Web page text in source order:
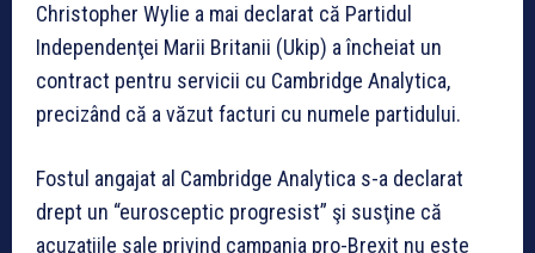
Christopher Wylie a mai declarat că Partidul
Independenţei Marii Britanii (Ukip) a încheiat un
contract pentru servicii cu Cambridge Analytica,
precizând că a văzut facturi cu numele partidului.
Fostul angajat al Cambridge Analytica s-a declarat
drept un “eurosceptic progresist” şi susţine că
acuzaţiile sale privind campania pro-Brexit nu este